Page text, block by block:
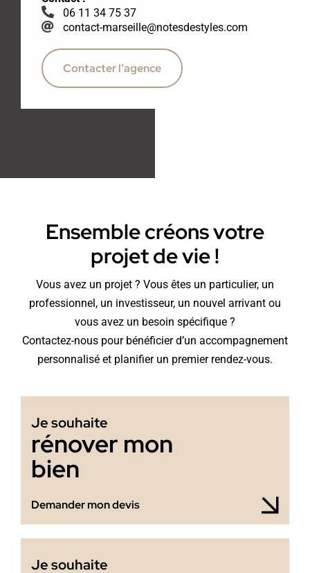
06 11 34 75 37
contact-marseille@notesdestyles.com
Contacter l’agence
Ensemble créons votre
projet de vie !
Vous avez un projet ? Vous êtes un particulier, un
professionnel, un investisseur, un nouvel arrivant ou
vous avez un besoin spécifique ?
Contactez-nous pour bénéficier d’un accompagnement
personnalisé et planifier un premier rendez-vous.
Je souhaite
rénover mon
bien
Demander mon devis
Je souhaite